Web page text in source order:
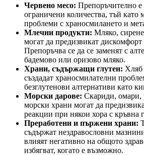
Червено месо: Препоръчително е
ограничени количества, тъй като
проблеми с храносмилането и
Млечни продукти: Мляко,
могат да предизвикат
Препоръчва се да се заменят с
бадемово или оризово мляко.
Храни, съдържащи глутен: Хляб
създадат храносмилателни
безглутенови алтернативи като
Морски дарове: Скариди, омари,
морски храни могат да
реакции при някои хора с кръвна
Преработени и пържени храни:
съдържат нездравословни
влияят негативно на общото
избягват, когато е възможно.